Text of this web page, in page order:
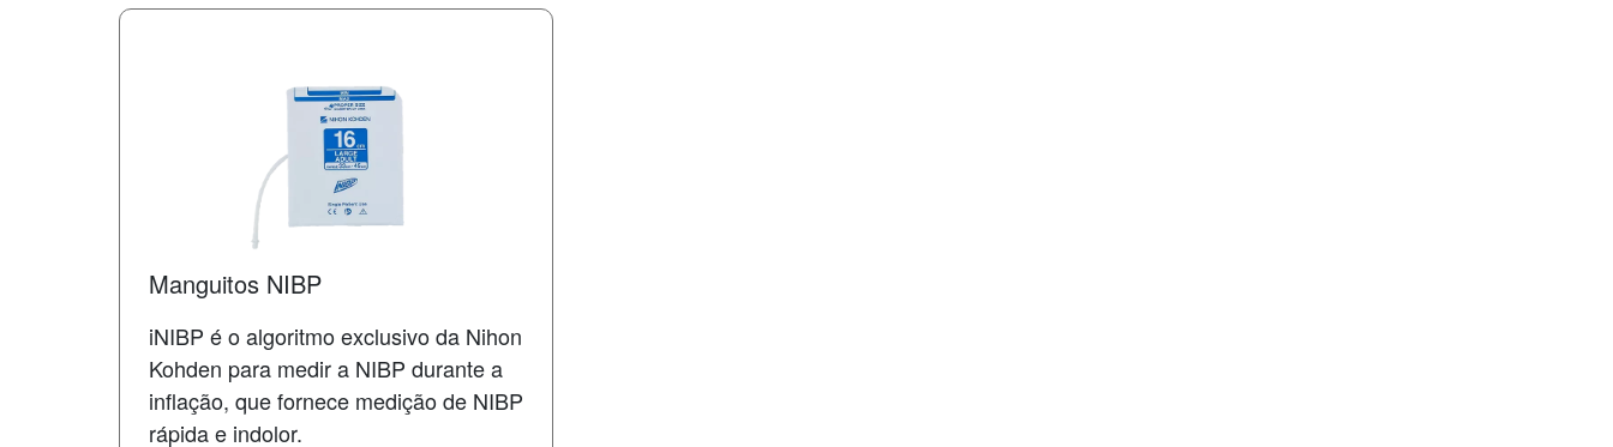
Manguitos NIBP
iNIBP é o algoritmo exclusivo da Nihon
Kohden para medir a NIBP durante a
inflação, que fornece medição de NIBP
rápida e indolor.